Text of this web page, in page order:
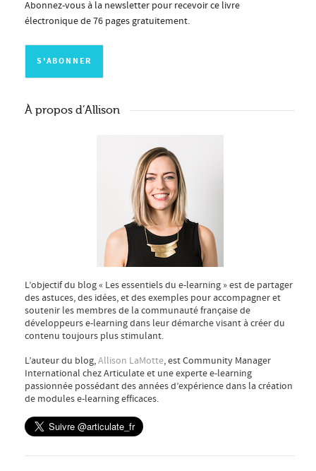
Abonnez-vous à la newsletter pour recevoir ce livre
électronique de 76 pages gratuitement.
À propos d’Allison
L’objectif du blog « Les essentiels du e-learning » est de partager
des astuces, des idées, et des exemples pour accompagner et
soutenir les membres de la communauté française de
développeurs e-learning dans leur démarche visant à créer du
contenu toujours plus stimulant.
L’auteur du blog,Allison LaMotte, est Community Manager
International chez Articulate et une experte e-learning
passionnée possédant des années d’expérience dans la création
de modules e-learning efficaces.